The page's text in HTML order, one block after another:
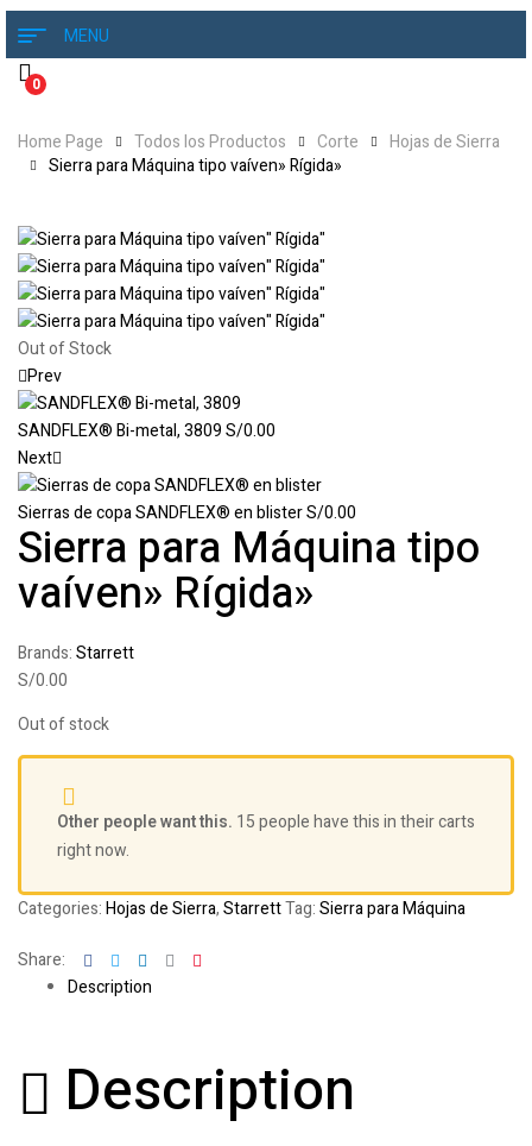
MENU
0
Home Page Todos los Productos Corte
Hojas de Sierra
Sierra para Máquina tipo vaíven» Rígida»
Out of Stock
Prev
SANDFLEX® Bi-metal, 3809S/0.00
Next
Sierras de copa SANDFLEX® en blisterS/0.00
Sierra para Máquina tipo
vaíven» Rígida»
Brands:Starrett
S/0.00
Out of stock
Other people want this. 15 people have this in their carts
right now.
Categories:Hojas de Sierra,StarrettTag:Sierra para Máquina
Share: FacebookTwitterLinkedinGoogle+
Description
Description